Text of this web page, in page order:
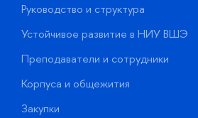
Руководство и структура
Устойчивое развитие в НИУ ВШЭ
Преподаватели и сотрудники
Корпуса и общежития
Закупки